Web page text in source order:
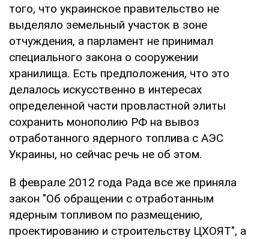
того, что украинское правительство не
выделяло земельный участок в зоне
отчуждения, а парламент не принимал
специального закона о сооружении
хранилища. Есть предположения, что это
делалось искусственно в интересах
определенной части провластной элиты
сохранить монополию РФ на вывоз
отработанного ядерного топлива с АЭС
Украины, но сейчас речь не об этом.
В феврале 2012 года Рада все же приняла
закон "Об обращении с отработанным
ядерным топливом по размещению,
проектированию и строительству ЦХОЯТ", а